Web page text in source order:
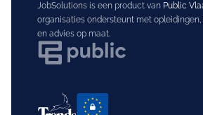
JobSolutions is een product van Public
organisaties ondersteunt met
en advies op maat.